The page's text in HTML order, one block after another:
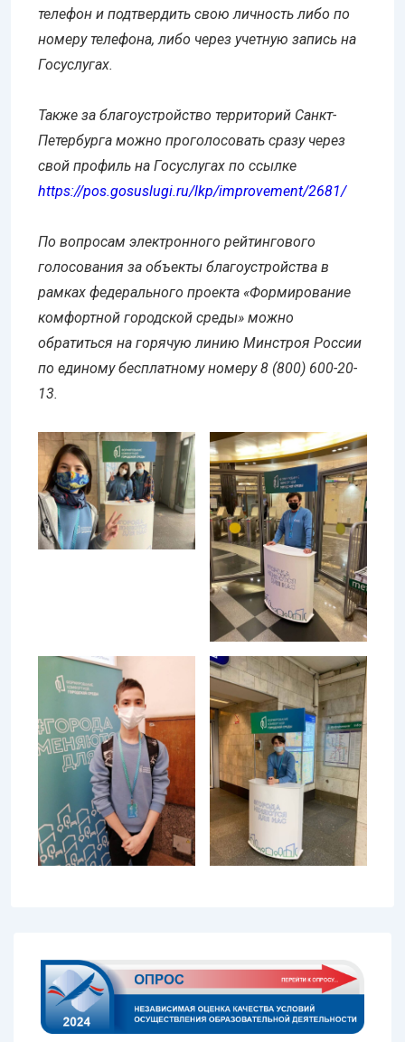
телефон и подтвердить свою личность либо по
номеру телефона, либо через учетную запись на
Госуслугах.
Также за благоустройство территорий Санкт-
Петербурга можно проголосовать сразу через
свой профиль на Госуслугах по ссылке
https://pos.gosuslugi.ru/lkp/improvement/2681/
По вопросам электронного рейтингового
голосования за объекты благоустройства в
рамках федерального проекта «Формирование
комфортной городской среды» можно
обратиться на горячую линию Минстроя России
по единому бесплатному номеру 8 (800) 600-20-
13.